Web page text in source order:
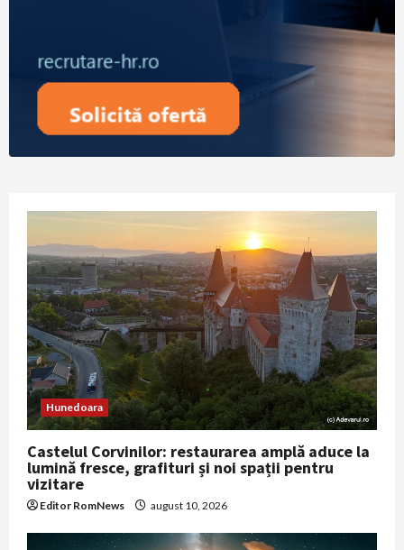
Hunedoara
Castelul Corvinilor: restaurarea amplă aduce la
lumină fresce, grafituri și noi spații pentru
vizitare
Editor RomNews august 10, 2026